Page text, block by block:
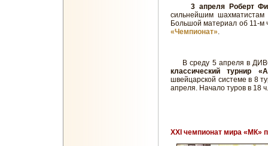
3 апреля Роберт
сильнейшим
Большой материал об 11-м
«Чемпионат».
В среду 5 апреля в ДИВС
классический турнир
швейцарской системе в 8
апреля. Начало туров в 18
XXI чемпионат мира «МК»